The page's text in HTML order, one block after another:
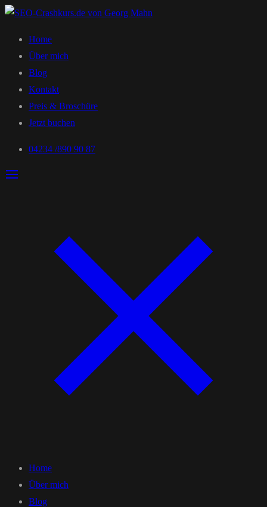
Home
Über mich
Blog
Kontakt
Preis & Broschüre
Jetzt buchen
04234 /890 90 87
Home
Über mich
Blog